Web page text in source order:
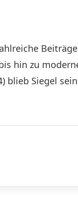
hin zu
blieb Siegel